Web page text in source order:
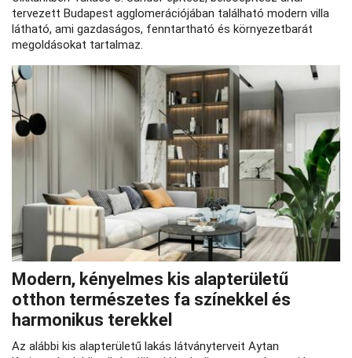
tervezett Budapest agglomerációjában található modern villa
látható, ami gazdaságos, fenntartható és környezetbarát
megoldásokat tartalmaz.
Modern, kényelmes kis alapterületű
otthon természetes fa színekkel és
harmonikus terekkel
Az alábbi kis alapterületű lakás látványterveit Aytan